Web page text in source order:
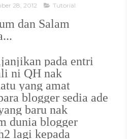
28, 2012 Tutorial
dan Salam
pada entri
ni QH nak
yang amat
blogger sedia ade
baru nak
dunia blogger
lagi kepada